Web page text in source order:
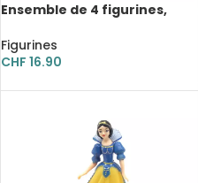
Ensemble de 4 figurines,
Groot bébé, 5 cm
Figurines
CHF 16.90